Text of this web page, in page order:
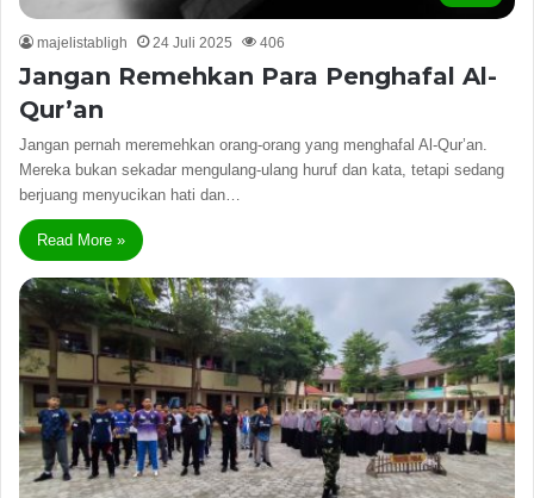
majelistabligh 24 Juli 2025 406
Jangan Remehkan Para Penghafal Al-
Qur’an
Jangan pernah meremehkan orang-orang yang menghafal Al-Qur’an.
Mereka bukan sekadar mengulang-ulang huruf dan kata, tetapi sedang
berjuang menyucikan hati dan…
Read More »